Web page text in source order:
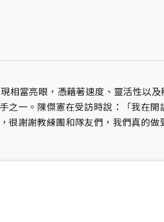
相當亮眼，憑藉著速度、靈活性以及
之一。陳傑憲在受訪時說：「我在開
很謝謝教練團和隊友們，我們真的做